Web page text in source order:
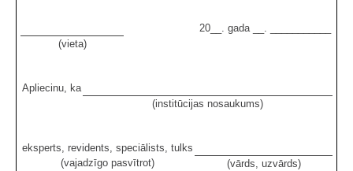
20__. gada __. ___________
(vieta)
Apliecinu, ka
(institūcijas nosaukums)
eksperts, revidents, speciālists, tulks
(vajadzīgo pasvītrot)
(vārds, uzvārds)